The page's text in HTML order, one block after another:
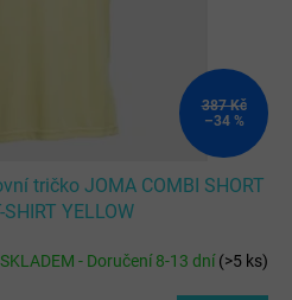
387 Kč
–34 %
tričko JOMA COMBI SHORT
SHIRT YELLOW
SKLADEM - Doručení 8-13 dní(>5 ks)